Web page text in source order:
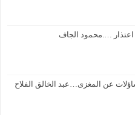
اعتذار ….محمود الجاف
عن المغزى…عبد الخالق الفلاح